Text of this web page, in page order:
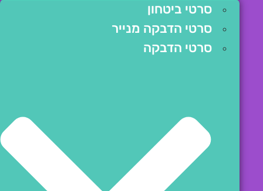
סרטי ביטחון
סרטי הדבקה מנייר
סרטי הדבקה